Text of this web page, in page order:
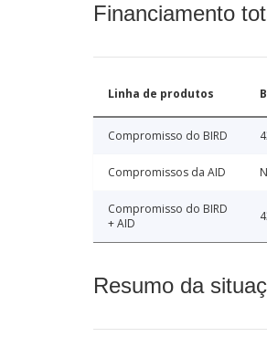
Financiamento
Linha de produtos
Compromisso do BIRD
Compromissos da AID
Compromisso do BIRD
+ AID
Resumo da